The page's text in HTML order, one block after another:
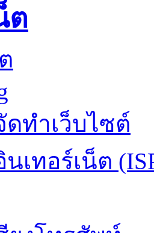
ต
ทำเว็บไซต์
เทอร์เน็ต